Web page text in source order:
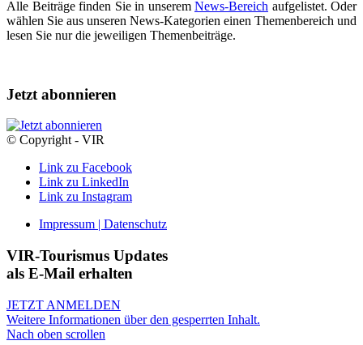
Alle Beiträge finden Sie in unserem News-Bereich aufgelistet. Oder
wählen Sie aus unseren News-Kategorien einen Themenbereich und
lesen Sie nur die jeweiligen Themenbeiträge.
Jetzt abonnieren
© Copyright - VIR
Link zu Facebook
Link zu LinkedIn
Link zu Instagram
Impressum | Datenschutz
VIR-Tourismus Updates
als E-Mail erhalten
JETZT ANMELDEN
Weitere Informationen über den gesperrten Inhalt.
Nach oben scrollen